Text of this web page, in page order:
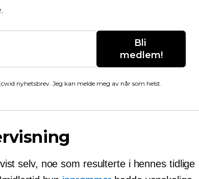
Bli
medlem!
nyhetsbrev. Jeg kan melde meg av når som helst.
selv, noe som resulterte i hennes tidlige